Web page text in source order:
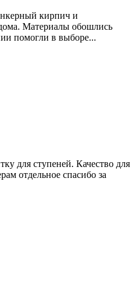
кирпич и
Материалы обошлись
помогли в выборе...
для ступеней. Качество для
отдельное спасибо за